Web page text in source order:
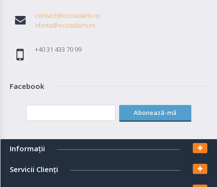
contact@ecosolaris.ro
oferta@ecosolaris.ro
+40 31 433 70 99
Facebook
Abonează-mă
Informaţii
Servicii Clienţi